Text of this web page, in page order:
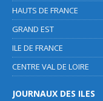
HAUTS DE FRANCE
GRAND EST
ILE DE FRANCE
CENTRE VAL DE LOIRE
JOURNAUX DES ILES